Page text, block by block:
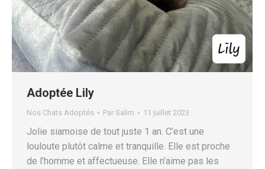
Adoptée Lily
Nos Chats Adoptés Par Salim 11 juillet 2023
Jolie siamoise de tout juste 1 an. C’est une
louloute plutôt calme et tranquille. Elle est proche
de l’homme et affectueuse. Elle n’aime pas les